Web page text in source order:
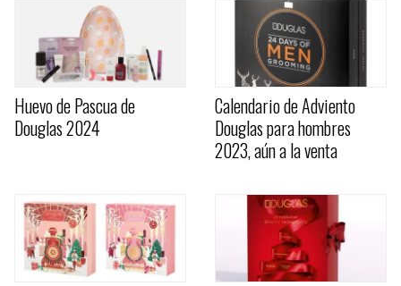
Huevo de Pascua de
Douglas 2024
Calendario de Adviento
Douglas para hombres
2023, aún a la venta